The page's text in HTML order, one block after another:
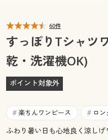
マイページ
閲覧履歴
お気に入り
サポート
ご利用ガイド
閲覧履歴
お気に入り
サポート
よくある質問とお問い合
60件
すっぽりTシャツ
乾・洗濯機OK)
ポイント対象外
# 楽ちんワンピース # ロ
ふわり暑い日も心地良く涼しげ